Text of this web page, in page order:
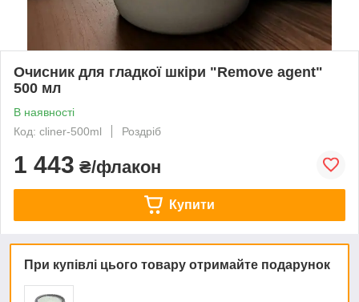
Очисник для гладкої шкіри "Remove agent"
500 мл
В наявності
Код: cliner-500ml
Роздріб
1 443 ₴/флакон
Купити
При купівлі цього товару отримайте подарунок